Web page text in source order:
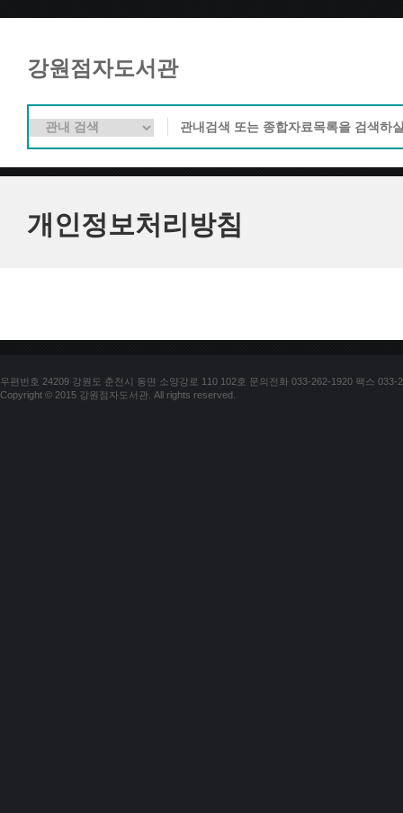
강원점자도서관
개인정보처리방침
우편번호 24209 강원도 춘천시 동면 소양강로 110 102호 문의전화 033-262-1920 팩스 033-
Copyright © 2015 강원점자도서관. All rights reserved.